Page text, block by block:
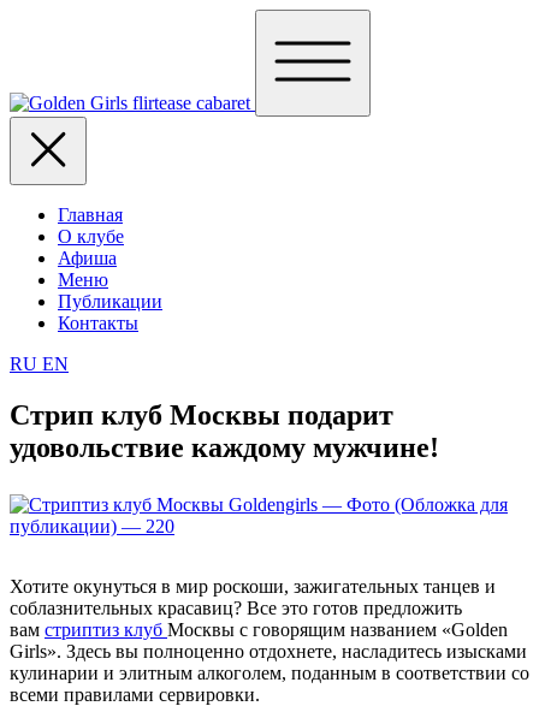
Главная
О клубе
Афиша
Меню
Публикации
Контакты
RU EN
Стрип клуб Москвы подарит
удовольствие каждому мужчине!
Хотите окунуться в мир роскоши, зажигательных танцев и
соблазнительных красавиц? Все это готов предложить
вам стриптиз клуб Москвы с говорящим названием «Golden
Girls». Здесь вы полноценно отдохнете, насладитесь изысками
кулинарии и элитным алкоголем, поданным в соответствии со
всеми правилами сервировки.